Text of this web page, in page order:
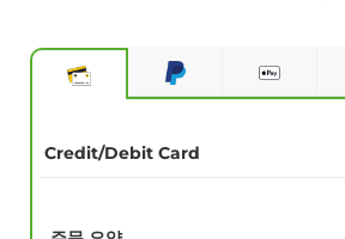
Credit/Debit Card